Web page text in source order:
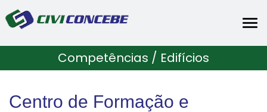
Competências / Edifícios
Centro de Formação e